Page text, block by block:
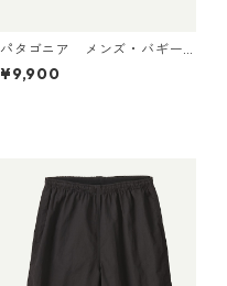
パタゴニア メンズ・バギー
ズ・ショーツ ５インチ 5702
2 (カラー '95 Oval Logo: Fa
¥9,900